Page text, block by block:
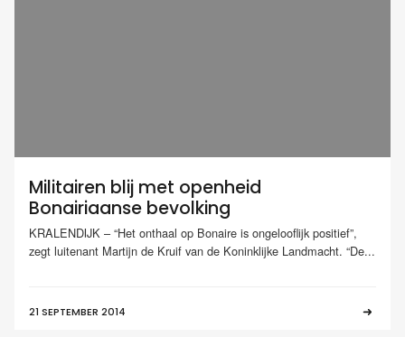
Militairen blij met openheid
Bonairiaanse bevolking
KRALENDIJK – “Het onthaal op Bonaire is ongelooflijk positief”,
zegt luitenant Martijn de Kruif van de Koninklijke Landmacht. “De...
21 SEPTEMBER 2014